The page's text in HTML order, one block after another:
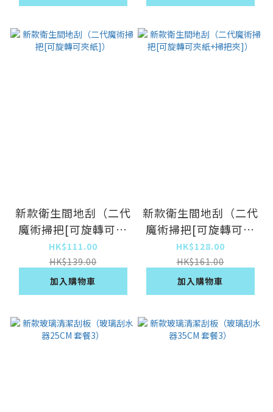
新款衛生間地刮（二代
魔術掃把[可旋轉可夾
紙]）
HK$111.00
HK$139.00
加入購物車
新款衛生間地刮（二代
魔術掃把[可旋轉可夾
紙+掃把夾]）
HK$128.00
HK$161.00
加入購物車